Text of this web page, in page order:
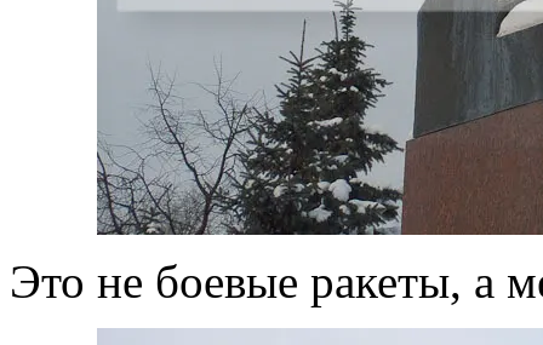
Это не боевые ракеты, а